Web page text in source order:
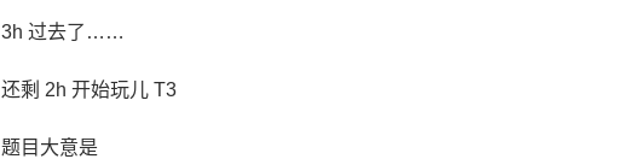
3h 过去了……
还剩 2h 开始玩儿 T3
题目大意是